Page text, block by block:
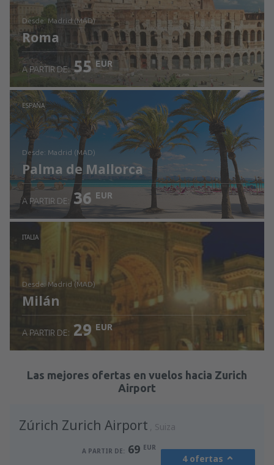
desde: Madrid (MAD)
Roma
Revisa los detalles
A PARTIR DE: 55 EUR
ESPAÑA
desde: Madrid (MAD)
Palma de Mallorca
Revisa los detalles
A PARTIR DE: 36 EUR
ITALIA
desde: Madrid (MAD)
Milán
Revisa los detalles
A PARTIR DE: 29 EUR
Las mejores ofertas en vuelos hacia Zurich
Airport
Zúrich Zurich Airport Suiza
A PARTIR DE: 69 EUR
4 ofertas